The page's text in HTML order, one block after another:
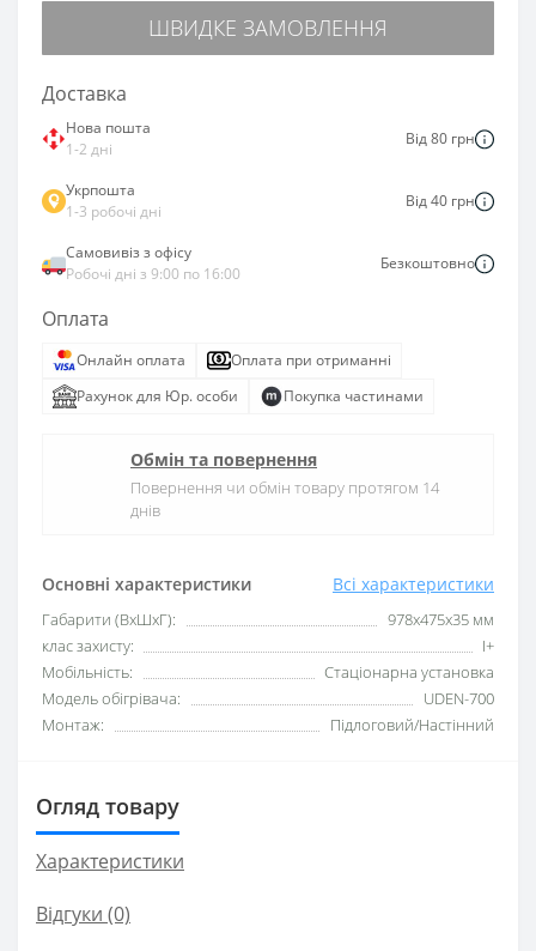
Основні характеристики Всі характеристики
Габарити (ВхШхГ):
978х475х35 мм
клас захисту:
I+
Мобільність:
Стаціонарна установка
Модель обігрівача:
UDEN-700
Монтаж:
Підлоговий/Настінний
ШВИДКЕ ЗАМОВЛЕННЯ
Доставка
Нова пошта
1-2 дні
Від 80 грн
Укрпошта
1-3 робочі дні
Від 40 грн
Самовивіз з офісу
Робочі дні з 9:00 по 16:00
Безкоштовно
Оплата
Онлайн оплата
Оплата при отриманні
Рахунок для Юр. особи
Покупка частинами
Обмін та повернення
Повернення чи обмін товару протягом 14
днів
Огляд товару
Характеристики
Відгуки (0)